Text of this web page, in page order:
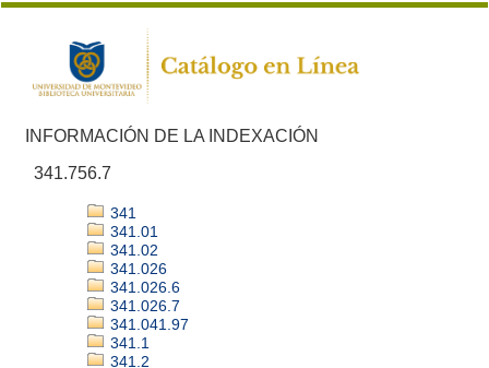
INFORMACIÓN DE LA INDEXACIÓN
341.756.7
341
341.01
341.02
341.026
341.026.6
341.026.7
341.041.97
341.1
341.2